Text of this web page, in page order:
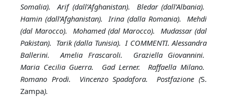
Somalia). Arif (dall’Afghanistan). Bledar (dall’Albania).
Hamin (dall’Afghanistan). Irina (dalla Romania). Mehdi
(dal Marocco). Mohamed (dal Marocco). Mudassar (dal
Pakistan). Tarik (dalla Tunisia). I COMMENTI. Alessandra
Ballerini. Amelia Frascaroli. Graziella Giovannini.
Maria Cecilia Guerra. Gad Lerner. Raffaella Milano.
Romano Prodi. Vincenzo Spadafora. Postfazione (S.
Zampa).